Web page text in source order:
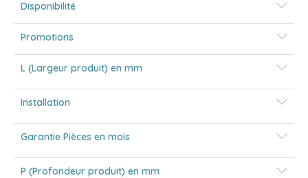
Disponibilité
Promotions
L (Largeur produit) en mm
Installation
Garantie Pièces en mois
P (Profondeur produit) en mm